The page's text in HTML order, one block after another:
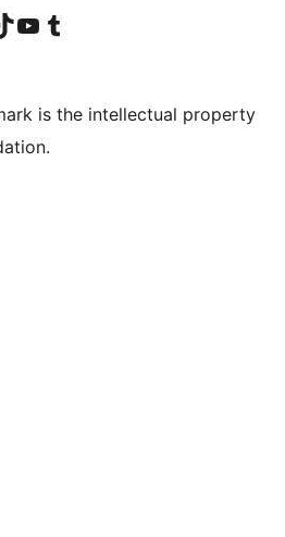
Instagram
pe LinkedIn
contul nostru TikTok
Vizitează canalul nostru YouTube
Vizitează contul nostru Tumblr
is the intellectual property